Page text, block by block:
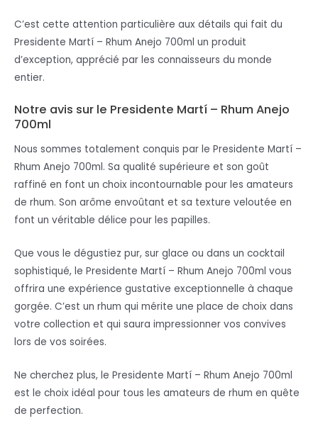
C’est cette attention particulière aux détails qui fait du
Presidente Martí – Rhum Anejo 700ml un produit
d’exception, apprécié par les connaisseurs du monde
entier.
Notre avis sur le Presidente Martí – Rhum Anejo
700ml
Nous sommes totalement conquis par le Presidente Martí –
Rhum Anejo 700ml. Sa qualité supérieure et son goût
raffiné en font un choix incontournable pour les amateurs
de rhum. Son arôme envoûtant et sa texture veloutée en
font un véritable délice pour les papilles.
Que vous le dégustiez pur, sur glace ou dans un cocktail
sophistiqué, le Presidente Martí – Rhum Anejo 700ml vous
offrira une expérience gustative exceptionnelle à chaque
gorgée. C’est un rhum qui mérite une place de choix dans
votre collection et qui saura impressionner vos convives
lors de vos soirées.
Ne cherchez plus, le Presidente Martí – Rhum Anejo 700ml
est le choix idéal pour tous les amateurs de rhum en quête
de perfection.